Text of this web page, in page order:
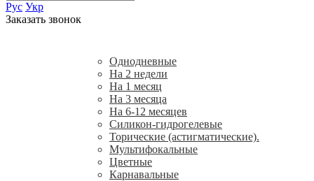
Рус Укр
Заказать звонок
Однодневные
На 2 недели
На 1 месяц
На 3 месяца
На 6-12 месяцев
Силикон-гидрогелевые
Торические (астигматические).
Мультифокальные
Цветные
Карнавальные